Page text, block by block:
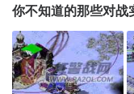
你不知道的那些对